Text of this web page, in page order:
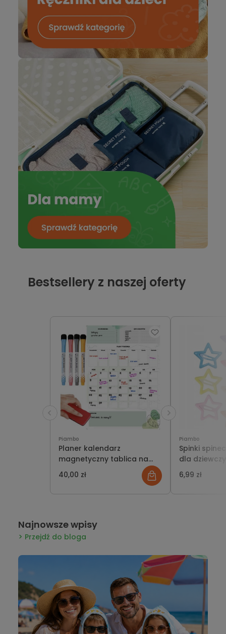
Bestsellery z naszej oferty
Piambo
Planer kalendarz
magnetyczny tablica na
lodówkę organizer notatnik
4 pisaki suchościeralne i
40,00 zł
Piambo
Spinki
dla
gwiazdki 10
6,99 zł
Najnowsze wpisy
Przejdź do bloga